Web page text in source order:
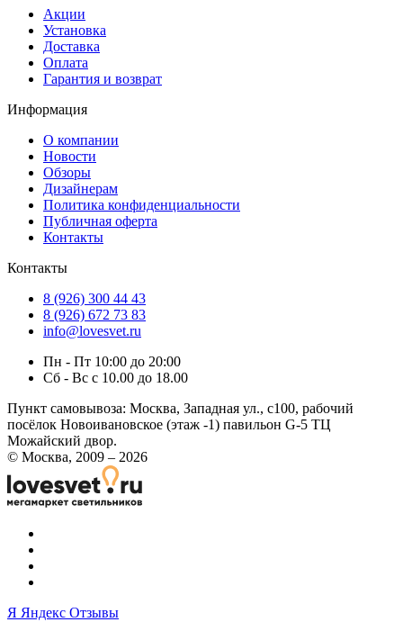
Акции
Установка
Доставка
Оплата
Гарантия и возврат
Информация
О компании
Новости
Обзоры
Дизайнерам
Политика конфиденциальности
Публичная оферта
Контакты
Контакты
8 (926) 300 44 43
8 (926) 672 73 83
info@lovesvet.ru
Пн - Пт 10:00 до 20:00
Сб - Вс с 10.00 до 18.00
Пункт самовывоза: Москва, Западная ул., с100, рабочий
посёлок Новоивановское (этаж -1) павильон G-5 ТЦ
Можайский двор.
© Москва, 2009 – 2026
Я Яндекс Отзывы